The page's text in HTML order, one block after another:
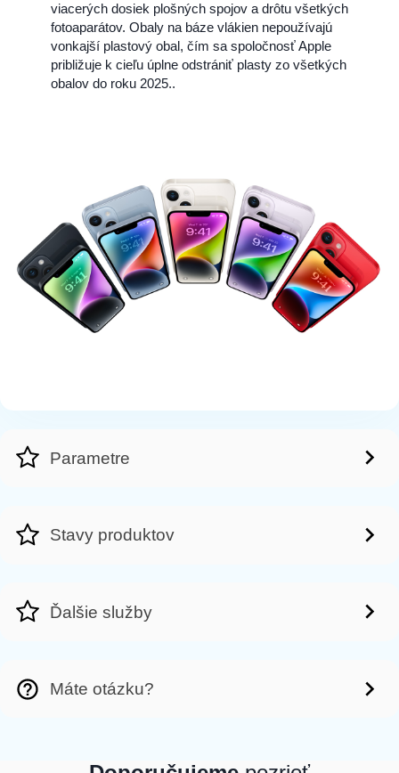
viacerých dosiek plošných spojov a drôtu všetkých
fotoaparátov. Obaly na báze vlákien nepoužívajú
vonkajší plastový obal, čím sa spoločnosť Apple
približuje k cieľu úplne odstrániť plasty zo všetkých
obalov do roku 2025..
Parametre
Stavy produktov
Ďalšie služby
Máte otázku?